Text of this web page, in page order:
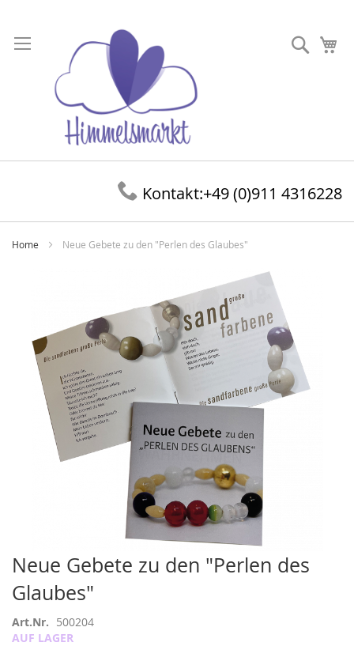
zum
Inhalt
Suche
Kontakt:+49 (0)911 4316228
Home Neue Gebete zu den "Perlen des Glaubes"
Neue Gebete zu den "Perlen des
Glaubes"
Art.Nr. 500204
AUF LAGER
Bildergalerie
springen
Zum
Anfang
der
Bildergalerie
springen